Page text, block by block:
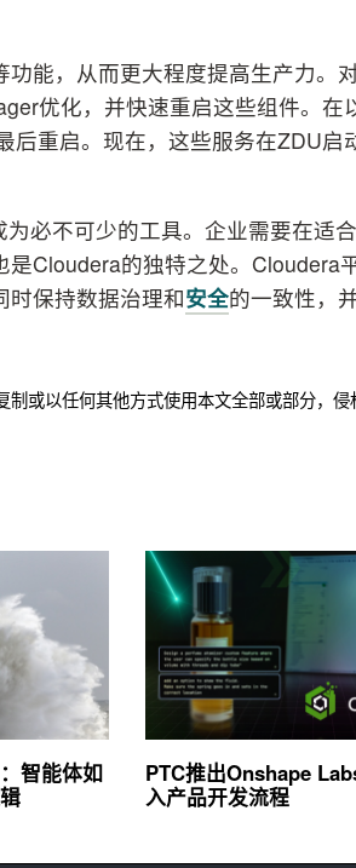
能，从而更大程度提高生产力。
优化，并快速重启这些组件。在
后重启。现在，这些服务在ZDU启
必不可少的工具。企业需要在适
Cloudera的独特之处。Cloudera
时保持数据治理和安全的一致性，
或以任何其他方式使用本文全部或部分，侵
智能体如
PTC推出Onshape
入产品开发流程